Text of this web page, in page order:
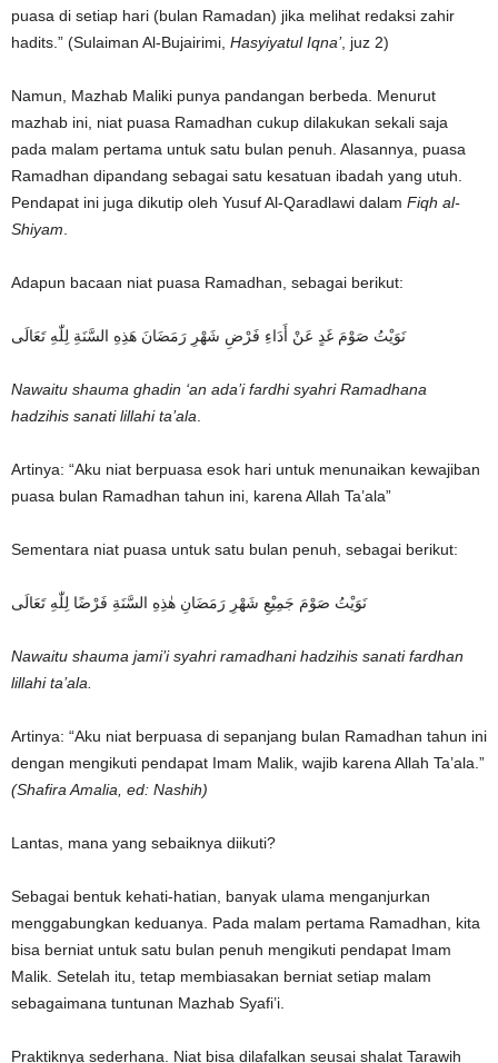
puasa di setiap hari (bulan Ramadan) jika melihat redaksi zahir
hadits.” (Sulaiman Al-Bujairimi, Hasyiyatul Iqna’, juz 2)
Namun, Mazhab Maliki punya pandangan berbeda. Menurut
mazhab ini, niat puasa Ramadhan cukup dilakukan sekali saja
pada malam pertama untuk satu bulan penuh. Alasannya, puasa
Ramadhan dipandang sebagai satu kesatuan ibadah yang utuh.
Pendapat ini juga dikutip oleh Yusuf Al-Qaradlawi dalam Fiqh al-
Shiyam
Adapun bacaan niat puasa Ramadhan, sebagai berikut:
نَوَيْتُ صَوْمَ غَدٍ عَنْ أَدَاءِ فَرْضِ شَهْرِ رَمَضَانَ هَذِهِ السَّنَةِ لِلّٰهِ تَعَالَى
Nawaitu shauma ghadin ‘an ada’i fardhi syahri Ramadhana
hadzihis sanati lillahi ta’ala
Artinya: “Aku niat berpuasa esok hari untuk menunaikan kewajiban
puasa bulan Ramadhan tahun ini, karena Allah Ta’ala”
Sementara niat puasa untuk satu bulan penuh, sebagai berikut:
نَوَيْتُ صَوْمَ جَمِيْعِ شَهْرِ رَمَضَانِ هٰذِهِ السَّنَةِ فَرْضًا لِلّٰهِ تَعَالَى
Nawaitu shauma jami’i syahri ramadhani hadzihis sanati fardhan
lillahi ta’ala.
Artinya: “Aku niat berpuasa di sepanjang bulan Ramadhan tahun ini
dengan mengikuti pendapat Imam Malik, wajib karena Allah Ta’ala.”
(Shafira Amalia, ed: Nashih)
Lantas, mana yang sebaiknya diikuti?
Sebagai bentuk kehati-hatian, banyak ulama menganjurkan
menggabungkan keduanya. Pada malam pertama Ramadhan, kita
bisa berniat untuk satu bulan penuh mengikuti pendapat Imam
Malik. Setelah itu, tetap membiasakan berniat setiap malam
sebagaimana tuntunan Mazhab Syafi’i.
Praktiknya sederhana. Niat bisa dilafalkan seusai shalat Tarawih